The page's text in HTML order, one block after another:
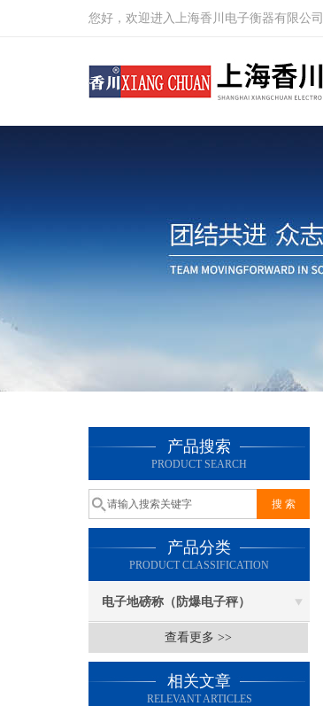
您好，欢迎进入上海香川电子衡器有限公司
产品搜索
PRODUCT SEARCH
产品分类
PRODUCT CLASSIFICATION
电子地磅称（防爆电子秤）
查看更多 >>
相关文章
RELEVANT ARTICLES